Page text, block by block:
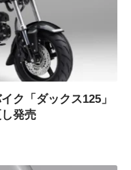
ク「ダックス125」
発売